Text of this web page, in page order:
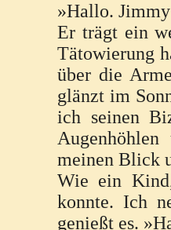
»Hallo.
Er trägt ein
Tätowierung
über die
glänzt im
ich seinen
meinen Blick
Wie ein
konnte. Ich
genießt es.